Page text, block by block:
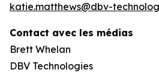
katie.matthews@dbv-
Contact avec les médias
Brett Whelan
DBV Technologies